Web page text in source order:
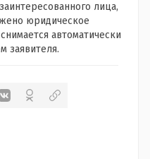
лица,
юридическое
автоматически
заявителя.